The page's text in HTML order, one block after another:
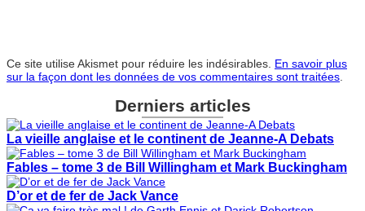
Ce site utilise Akismet pour réduire les indésirables. En savoir plus
sur la façon dont les données de vos commentaires sont traitées
Derniers articles
La vieille anglaise et le continent de Jeanne-A Debats
Fables – tome 3 de Bill Willingham et Mark Buckingham
D’or et de fer de Jack Vance